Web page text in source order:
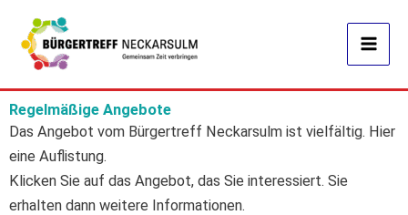
Inhalt
springen
Regelmäßige Angebote
Das Angebot vom Bürgertreff Neckarsulm ist vielfältig. Hier
eine Auflistung.
Klicken Sie auf das Angebot, das Sie interessiert. Sie
erhalten dann weitere Informationen.